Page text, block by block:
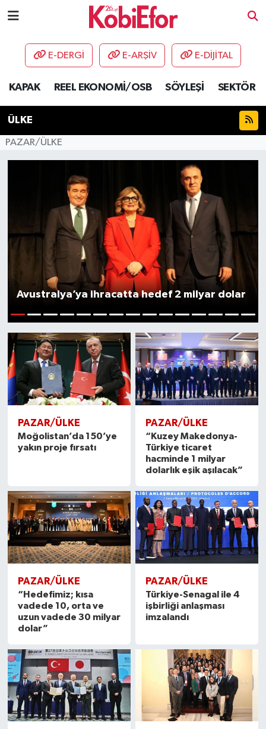
E-DERGİ E-ARŞİV E-DİJİTAL
KAPAK REEL EKONOMİ/OSB SÖYLEŞİ SEKTÖR
ÜLKE
PAZAR/ÜLKE
Avustralya’ya ihracatta hedef 2 milyar dolar
PAZAR/ÜLKE
Moğolistan’da 150’ye
yakın proje fırsatı
PAZAR/ÜLKE
“Kuzey Makedonya-
Türkiye ticaret
hacminde 1 milyar
dolarlık eşik aşılacak”
PAZAR/ÜLKE
“Hedefimiz; kısa
vadede 10, orta ve
uzun vadede 30 milyar
dolar”
PAZAR/ÜLKE
Türkiye-Senagal ile 4
işbirliği anlaşması
imzalandı
AKADEMİ
DESTEK-TEŞVİK
ETKİNLİK
HABERLER
KAPAK
OSB
SEKTÖR
ŞİRKET PANO
SÖYLEŞİ
ÜLKE